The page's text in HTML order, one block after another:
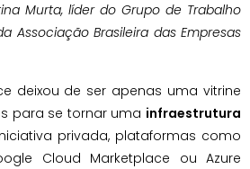
Murta, líder do Grupo de Trabalho
Associação Brasileira das Empresas
deixou de ser apenas uma vitrine
para se tornar uma infraestrutura
privada, plataformas como
Cloud Marketplace ou Azure